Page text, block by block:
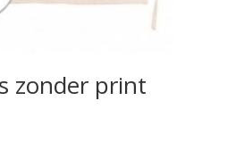
zonder print